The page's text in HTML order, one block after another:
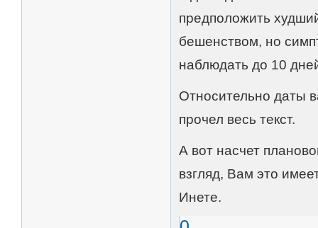
предположить
бешенством, но
наблюдать до 10
Относительно даты
прочел весь текст.
А вот насчет
взгляд, Вам это
Инете.